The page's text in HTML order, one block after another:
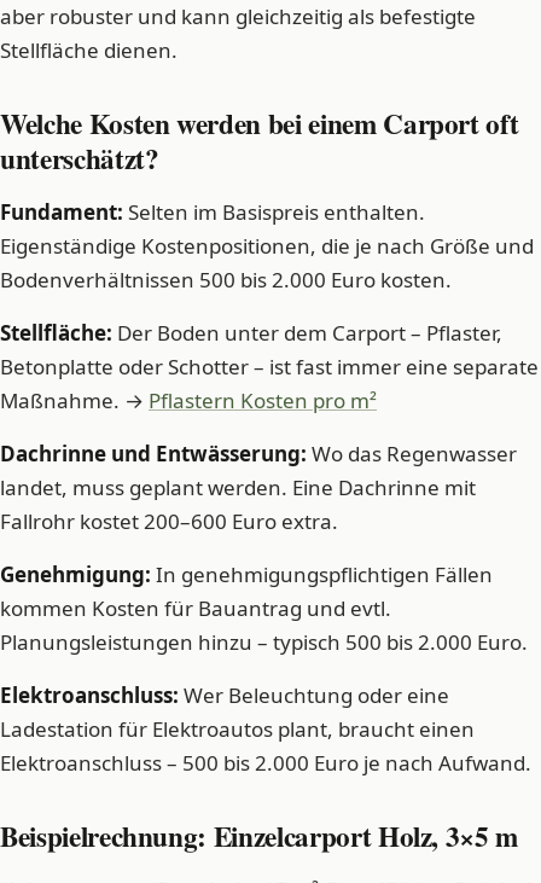
aber robuster und kann gleichzeitig als befestigte
Stellfläche dienen.
Welche Kosten werden bei einem Carport oft
unterschätzt?
Fundament: Selten im Basispreis enthalten.
Eigenständige Kostenpositionen, die je nach Größe und
Bodenverhältnissen 500 bis 2.000 Euro kosten.
Stellfläche: Der Boden unter dem Carport – Pflaster,
Betonplatte oder Schotter – ist fast immer eine separate
Maßnahme. → Pflastern Kosten pro m²
Dachrinne und Entwässerung: Wo das Regenwasser
landet, muss geplant werden. Eine Dachrinne mit
Fallrohr kostet 200–600 Euro extra.
Genehmigung: In genehmigungspflichtigen Fällen
kommen Kosten für Bauantrag und evtl.
Planungsleistungen hinzu – typisch 500 bis 2.000 Euro.
Elektroanschluss: Wer Beleuchtung oder eine
Ladestation für Elektroautos plant, braucht einen
Elektroanschluss – 500 bis 2.000 Euro je nach Aufwand.
Beispielrechnung: Einzelcarport Holz, 3×5 m